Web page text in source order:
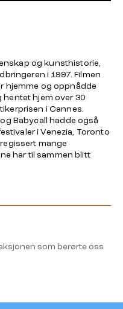
og kunsthistorie,
i 1997. Filmen
hjemme og oppnådde
hentet hjem over 30
i Cannes.
Babycall
hadde også
i Venezia, Toronto
mange
har til sammen blitt
som berørte oss